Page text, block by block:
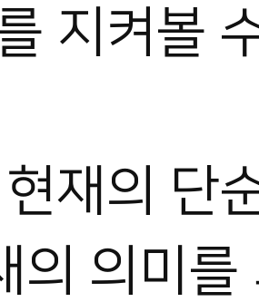
지켜볼
재의 단
의 의미를
0 0
0